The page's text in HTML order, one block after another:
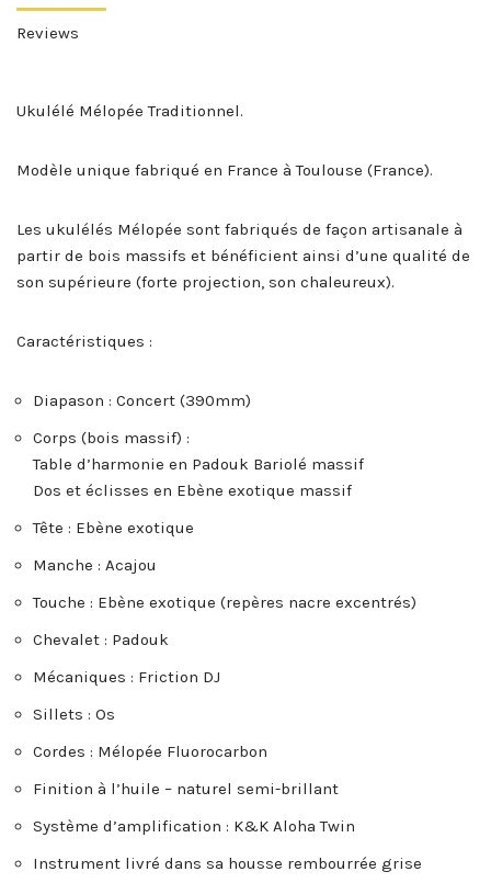
Reviews
Ukulélé Mélopée Traditionnel.
Modèle unique fabriqué en France à Toulouse (France).
Les ukulélés Mélopée sont fabriqués de façon artisanale à
partir de bois massifs et bénéficient ainsi d’une qualité de
son supérieure (forte projection, son chaleureux).
Caractéristiques :
Diapason : Concert (390mm)
Corps (bois massif) :
Table d’harmonie en Padouk Bariolé massif
Dos et éclisses en Ebène exotique massif
Tête : Ebène exotique
Manche : Acajou
Touche : Ebène exotique (repères nacre excentrés)
Chevalet : Padouk
Mécaniques : Friction DJ
Sillets : Os
Cordes : Mélopée Fluorocarbon
Finition à l’huile – naturel semi-brillant
Système d’amplification : K&K Aloha Twin
Instrument livré dans sa housse rembourrée grise